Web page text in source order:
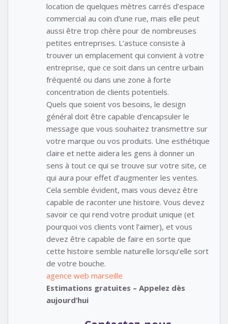
location de quelques mètres carrés d’espace
commercial au coin d’une rue, mais elle peut
aussi être trop chère pour de nombreuses
petites entreprises. L’astuce consiste à
trouver un emplacement qui convient à votre
entreprise, que ce soit dans un centre urbain
fréquenté ou dans une zone à forte
concentration de clients potentiels.
Quels que soient vos besoins, le design
général doit être capable d’encapsuler le
message que vous souhaitez transmettre sur
votre marque ou vos produits. Une esthétique
claire et nette aidera les gens à donner un
sens à tout ce qui se trouve sur votre site, ce
qui aura pour effet d’augmenter les ventes.
Cela semble évident, mais vous devez être
capable de raconter une histoire. Vous devez
savoir ce qui rend votre produit unique (et
pourquoi vos clients vont l’aimer), et vous
devez être capable de faire en sorte que
cette histoire semble naturelle lorsqu’elle sort
de votre bouche.
agence web marseille
Estimations gratuites – Appelez dès
aujourd’hui